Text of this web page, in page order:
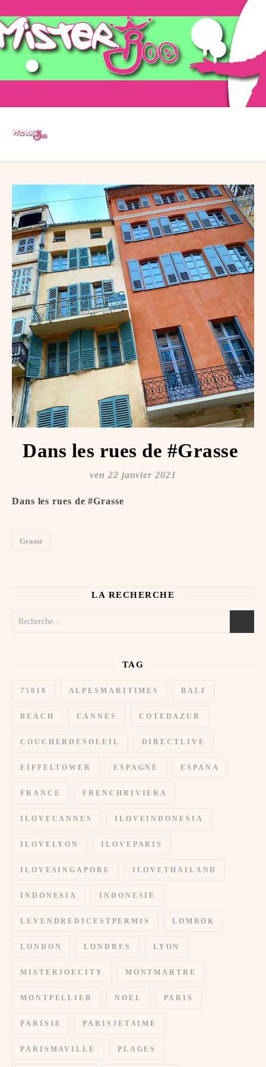
Dans les rues de #Grasse ️
ven 22 janvier 2021
Dans les rues de #Grasse ️
Grasse
LA RECHERCHE
TAG
75018 ALPESMARITIMES BALI
BEACH CANNES COTEDAZUR
COUCHERDESOLEIL DIRECTLIVE
EIFFELTOWER ESPAGNE ESPANA
FRANCE FRENCHRIVIERA
ILOVECANNES ILOVEINDONESIA
ILOVELYON ILOVEPARIS
ILOVESINGAPORE ILOVETHAILAND
INDONESIA INDONESIE
LEVENDREDICESTPERMIS LOMBOK
LONDON LONDRES LYON
MISTERJOECITY MONTMARTRE
MONTPELLIER NOEL PARIS
PARIS18 PARISJETAIME
PARISMAVILLE PLAGES